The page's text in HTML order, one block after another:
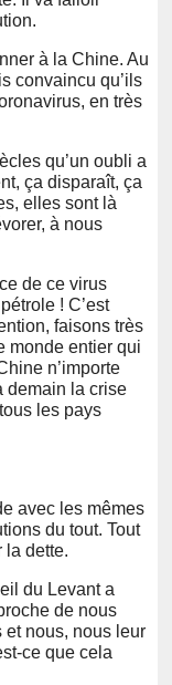
à la Chine. Au
convaincu qu’ils
en très
qu’un oubli a
ça disparaît, ça
elles sont là
à nous
de ce virus
! C’est
faisons très
monde entier qui
n’importe
demain la crise
les pays
avec les mêmes
du tout. Tout
la dette.
du Levant a
de nous
et nous, nous leur
ce que cela